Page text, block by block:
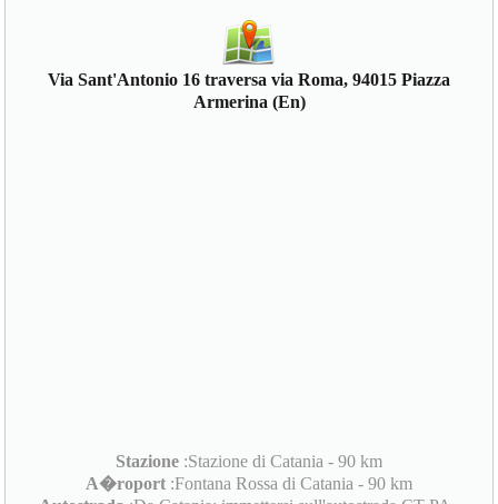
Via Sant'Antonio 16 traversa via Roma, 94015 Piazza
Armerina (En)
Stazione :Stazione di Catania - 90 km
A�roport :Fontana Rossa di Catania - 90 km